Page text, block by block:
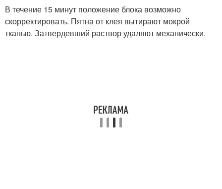
В течение 15 минут положение блока возможно
скорректировать. Пятна от клея вытирают мокрой
тканью. Затвердевший раствор удаляют механически.